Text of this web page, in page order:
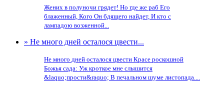
Жених в полуночи грядет! Но где же раб Его
блаженный, Кого Он бдящего найдет, И кто с
лампадою возженной...
» Не много дней осталося цвести...
Не много дней осталося цвести Красе роскошной
Божья сада: Уж кроткое мне слышится
&laquo;прости&raquo; В печальном шуме листопада....